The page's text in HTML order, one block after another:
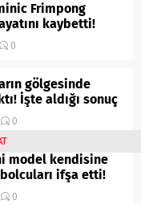
Frimpong
kaybetti!
0
gölgesinde
İşte aldığı sonuç
0
model kendisine
ifşa etti!
0